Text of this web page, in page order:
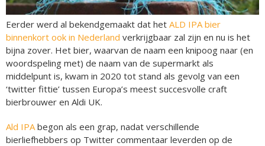
Eerder werd al bekendgemaakt dat het ALD IPA bier
binnenkort ook in Nederland verkrijgbaar zal zijn en nu is het
bijna zover. Het bier, waarvan de naam een knipoog naar (en
woordspeling met) de naam van de supermarkt als
middelpunt is, kwam in 2020 tot stand als gevolg van een
‘twitter fittie’ tussen Europa’s meest succesvolle craft
bierbrouwer en Aldi UK.
Ald IPAbegon als een grap, nadat verschillende
bierliefhebbers op Twitter commentaar leverden op de